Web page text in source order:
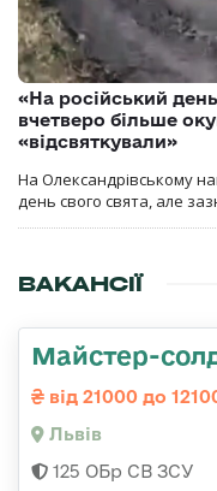
«На російський
вчетверо більше
«відсвяткували»
На Олександрівському
день свого свята, але
ВАКАНСІЇ
Майстер-
від 21000 до
Львів
125 ОБр СВ ЗСУ